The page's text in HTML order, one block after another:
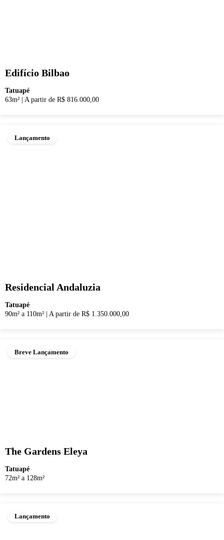
Edifício Bilbao
Tatuapé
63m²
A partir de R$ 816.000,00
Lançamento
Residencial Andaluzia
Tatuapé
90m² a 110m²
A partir de R$ 1.350.000,00
Breve Lançamento
The Gardens Eleya
Tatuapé
72m² a 128m²
Lançamento